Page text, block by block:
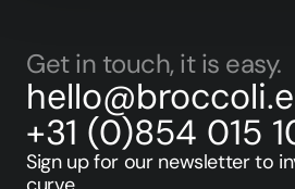
Get in touch, it is easy.
+31 (0)854 015
Sign up for our newsletter to